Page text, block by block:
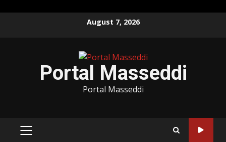
August 7, 2026
Portal Masseddi
Portal Masseddi
PRIMARY